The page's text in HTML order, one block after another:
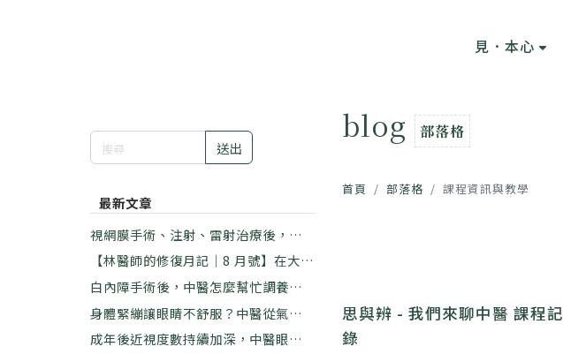
見．本心
送出
最新文章
視網膜手術、注射、雷射治療後，中醫
如何幫助修復？｜林佑彥中醫師
【林醫師的修復月記｜8 月號】在大暑
的悶熱裡，學習放下那個「看不慣」｜
林佑彥中醫師
白內障手術後，中醫怎麼幫忙調養？｜
林佑彥中醫師
身體緊繃讓眼睛不舒服？中醫從氣血這
樣看｜林佑彥中醫師
成年後近視度數持續加深，中醫眼科能
blog 部落格
首頁 部落格 課程資訊與教學
思與辨 - 我們來聊中醫 課程記
錄